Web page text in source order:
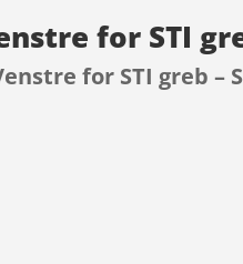
for STI
for STI greb –